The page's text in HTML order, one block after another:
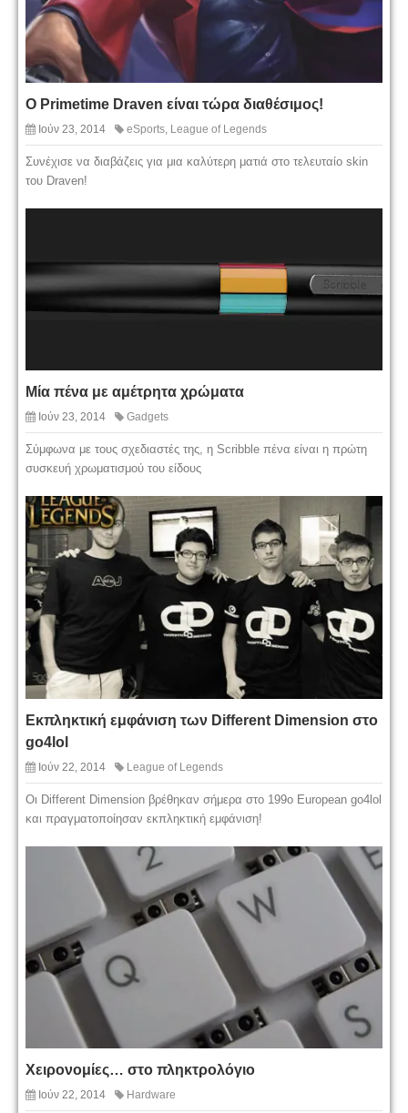
Ο Primetime Draven είναι τώρα διαθέσιμος!
Ιούν 23, 2014 eSports League of Legends
Συνέχισε να διαβάζεις για μια καλύτερη ματιά στο τελευταίο skin
του Draven!
Μία πένα με αμέτρητα χρώματα
Ιούν 23, 2014 Gadgets
Σύμφωνα με τους σχεδιαστές της, η Scribble πένα είναι η πρώτη
συσκευή χρωματισμού του είδους
Εκπληκτική εμφάνιση των Different Dimension στο
go4lol
Ιούν 22, 2014 League of Legends
Οι Different Dimension βρέθηκαν σήμερα στο 199ο European go4lol
και πραγματοποίησαν εκπληκτική εμφάνιση!
Χειρονομίες… στο πληκτρολόγιο
Ιούν 22, 2014 Hardware